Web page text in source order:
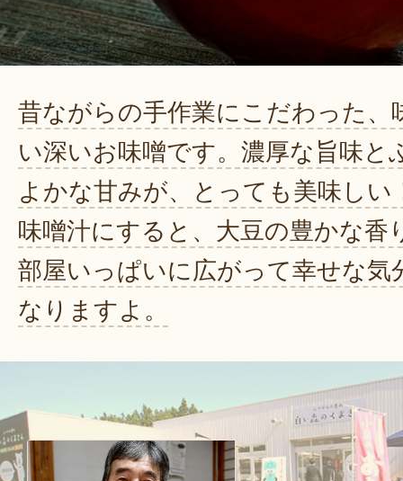
昔ながらの手作業にこだわった、
い深いお味噌です。濃厚な旨味と
よかな甘みが、とっても美味しい
味噌汁にすると、大豆の豊かな香
部屋いっぱいに広がって幸せな気
なりますよ。